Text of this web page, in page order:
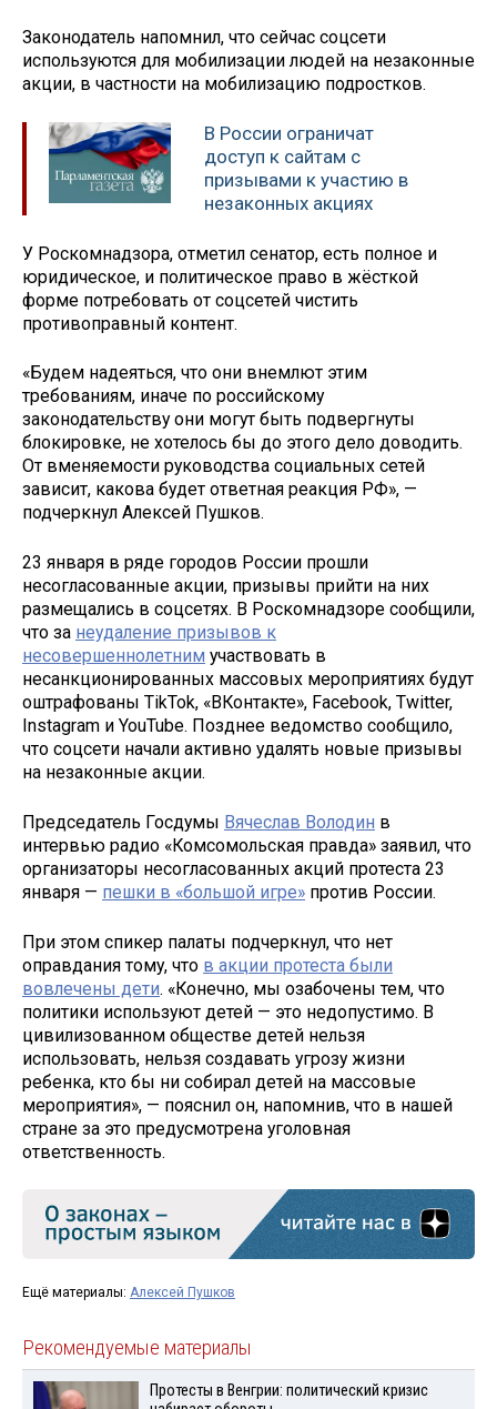
Законодатель напомнил, что сейчас соцсети
используются для мобилизации людей на незаконные
акции, в частности на мобилизацию подростков.
В России ограничат
доступ к сайтам с
призывами к участию в
незаконных акциях
У Роскомнадзора, отметил сенатор, есть полное и
юридическое, и политическое право в жёсткой
форме потребовать от соцсетей чистить
противоправный контент.
«Будем надеяться, что они внемлют этим
требованиям, иначе по российскому
законодательству они могут быть подвергнуты
блокировке, не хотелось бы до этого дело доводить.
От вменяемости руководства социальных сетей
зависит, какова будет ответная реакция РФ», —
подчеркнул Алексей Пушков.
23 января в ряде городов России прошли
несогласованные акции, призывы прийти на них
размещались в соцсетях. В Роскомнадзоре сообщили,
что за неудаление призывов к
несовершеннолетним участвовать в
несанкционированных массовых мероприятиях будут
оштрафованы TikTok, «ВКонтакте», Facebook, Twitter,
Instagram и YouTube. Позднее ведомство сообщило,
что соцсети начали активно удалять новые призывы
на незаконные акции.
Председатель Госдумы Вячеслав Володин в
интервью радио «Комсомольская правда» заявил, что
организаторы несогласованных акций протеста 23
января — пешки в «большой игре» против России.
При этом спикер палаты подчеркнул, что нет
оправдания тому, что в акции протеста были
вовлечены дети. «Конечно, мы озабочены тем, что
политики используют детей — это недопустимо. В
цивилизованном обществе детей нельзя
использовать, нельзя создавать угрозу жизни
ребенка, кто бы ни собирал детей на массовые
мероприятия», — пояснил он, напомнив, что в нашей
стране за это предусмотрена уголовная
ответственность.
Ещё материалы: Алексей Пушков
Рекомендуемые материалы
Протесты в Венгрии: политический кризис